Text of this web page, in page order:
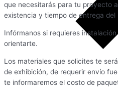
que necesitarás para tu proyecto
existencia y tiempo de entrega del
Infórmanos si requieres
orientarte.
Los materiales que solicites te
de exhibición, de requerir envío
te informaremos el costo de